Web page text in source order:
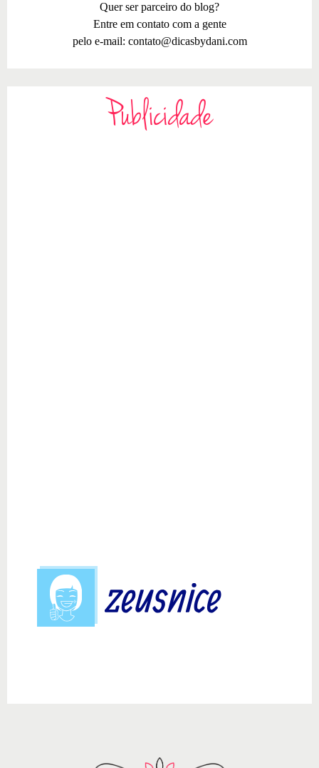
Quer ser parceiro do blog?
Entre em contato com a gente
pelo e-mail: contato@dicasbydani.com
Publicidade